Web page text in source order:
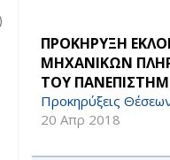
ΠΡΟΚΗΡΥΞΗ
ΜΗΧΑΝΙΚΩΝ
ΤΟΥ
Προκηρύξεις
20 Απρ 2018